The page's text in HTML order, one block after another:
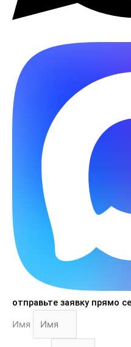
отправьте заявку прямо
Имя